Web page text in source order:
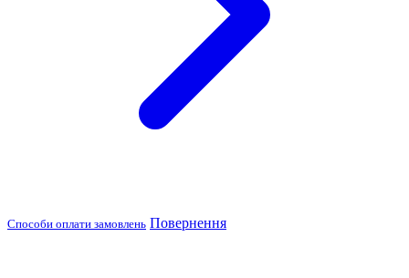
Способи оплати замовлень Повернення